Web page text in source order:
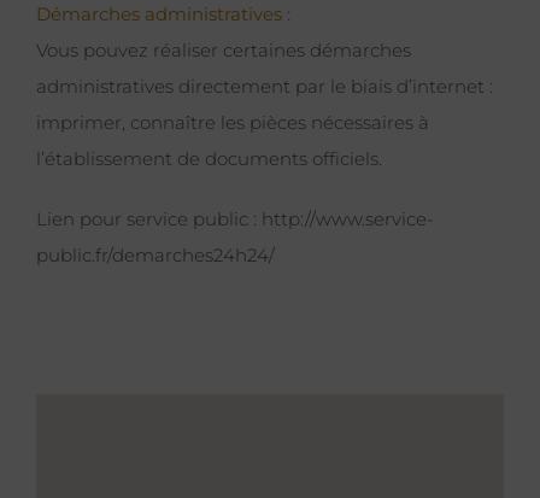
Démarches administratives :
Vous pouvez réaliser certaines démarches
administratives directement par le biais d’internet :
imprimer, connaître les pièces nécessaires à
l’établissement de documents officiels.
Lien pour service public : http://www.service-
public.fr/demarches24h24/